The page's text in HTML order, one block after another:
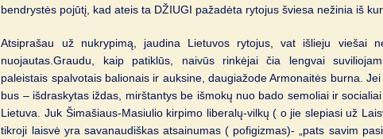
bendrystės pojūtį, kad ateis ta DŽIUGI pažadėta rytojus šviesa nežinia iš
Atsiprašau už nukrypimą, jaudina Lietuvos rytojus, vat išlieju viešai
nuojautas.Graudu, kaip patiklūs, naivūs rinkėjai čia lengvai
paleistais spalvotais balionais ir auksine, daugiažode Armonaitės burna.
bus – išdraskytas iždas, mirštantys be išmokų nuo bado semoliai ir
Lietuva. Juk Šimašiaus-Masiulio kirpimo liberalų-vilkų ( o jie slepiasi už
tikroji laisvė yra savanaudiškas atsainumas ( pofigizmas)- „pats savim